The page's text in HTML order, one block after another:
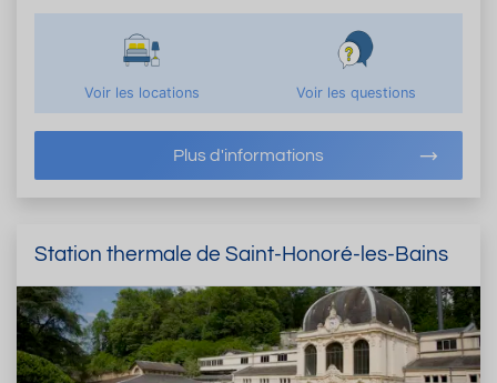
Voir les locations Voir les questions
Plus d'informations
Station thermale de Saint-Honoré-les-Bains